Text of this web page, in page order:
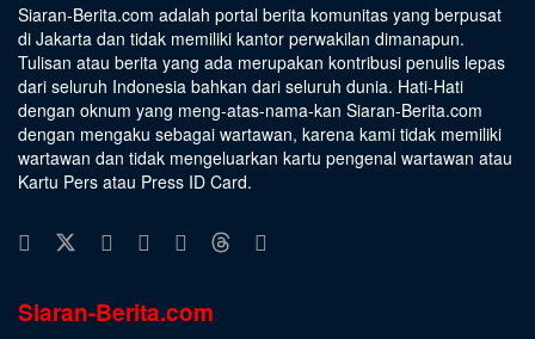
Siaran-Berita.com adalah portal berita komunitas yang berpusat
di Jakarta dan tidak memiliki kantor perwakilan dimanapun.
Tulisan atau berita yang ada merupakan kontribusi penulis lepas
dari seluruh Indonesia bahkan dari seluruh dunia. Hati-Hati
dengan oknum yang meng-atas-nama-kan Siaran-Berita.com
dengan mengaku sebagai wartawan, karena kami tidak memiliki
wartawan dan tidak mengeluarkan kartu pengenal wartawan atau
Kartu Pers atau Press ID Card.
Siaran-Berita.com